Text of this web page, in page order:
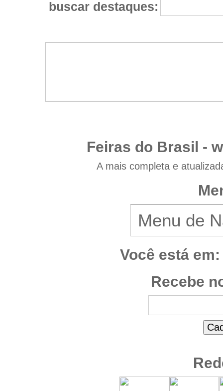
buscar destaques:
Feiras do Brasil -
A mais completa e
Você está em:
Recebe